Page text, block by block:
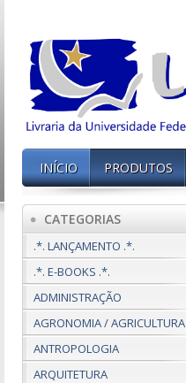
INÍCIO PRODUTOS
CATEGORIAS
.*. LANÇAMENTO .*.
.*. E-BOOKS .*.
ADMINISTRAÇÃO
AGRONOMIA / AGRICULTURA
ANTROPOLOGIA
ARQUITETURA